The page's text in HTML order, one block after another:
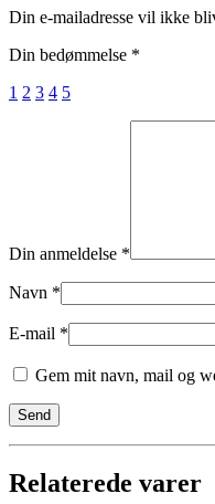
Din e-mailadresse vil ikke
Din bedømmelse *
1 2 3 4 5
Din anmeldelse *
Navn *
E-mail *
Gem mit navn, mail og
Relaterede varer